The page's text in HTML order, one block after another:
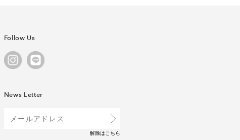
Follow Us
News Letter
解除はこちら